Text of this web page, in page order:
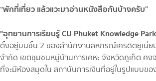
“พักที่เที่ยว แล้วแวะมาอ่านหนังสือกันบ้างครับ”
"อุทยานการเรียนรู้ CU Phuket Knowledge
ตั้งอยู่บนชั้น 2 ของสำนักงานสหกรณ์เครดิตยูเนี่ย
จำกัด เขตชุมชนหมู่บ้านการเคหะ จังหวัดภูเก็ต ค
ที่จะมีห้องสมุดใน สถาบันการเงินที่อยู่ในรูปแบบข